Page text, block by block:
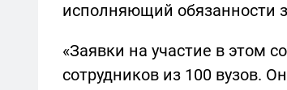
исполняющий обязанности
«Заявки на участие в этом
сотрудников из 100 вузов.